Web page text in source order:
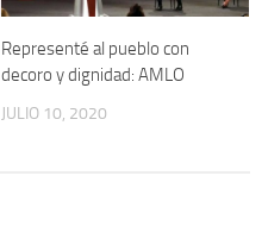
Representé al pueblo con
decoro y dignidad: AMLO
JULIO 10, 2020